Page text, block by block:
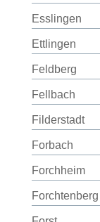
Esslingen
Ettlingen
Feldberg
Fellbach
Filderstadt
Forbach
Forchheim
Forchtenberg